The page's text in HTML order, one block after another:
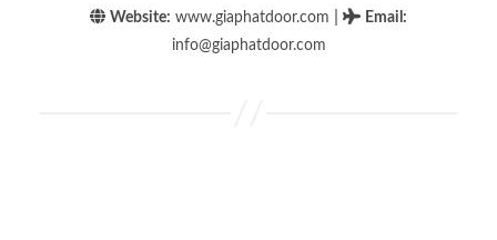
Website: www.giaphatdoor.com Email :
info@giaphatdoor.com